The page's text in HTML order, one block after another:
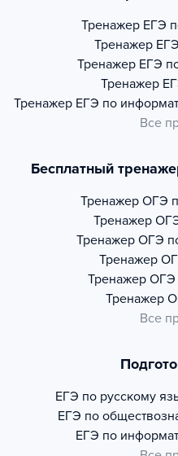
Тренажер ЕГЭ
Тренажер
Тренажер ЕГЭ
Тренажер
Тренажер ЕГЭ по
Все
Бесплатный
Тренажер ОГЭ
Тренажер
Тренажер ОГЭ
Тренажер
Тренажер ОГЭ
Тренажер
Все
ЕГЭ по русскому
ЕГЭ по
ЕГЭ по